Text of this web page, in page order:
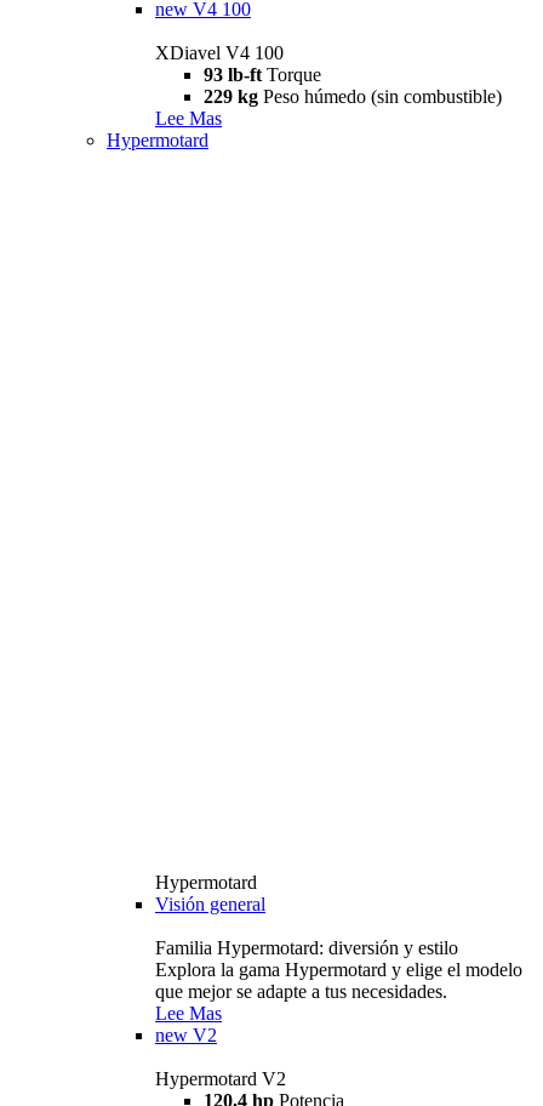
new V4 100
XDiavel V4 100
93 lb-ft Torque
229 kg Peso húmedo (sin combustible)
Lee Mas
Hypermotard
Hypermotard
Visión general
Familia Hypermotard: diversión y estilo
Explora la gama Hypermotard y elige el modelo
que mejor se adapte a tus necesidades.
Lee Mas
new V2
Hypermotard V2
120,4 hp Potencia